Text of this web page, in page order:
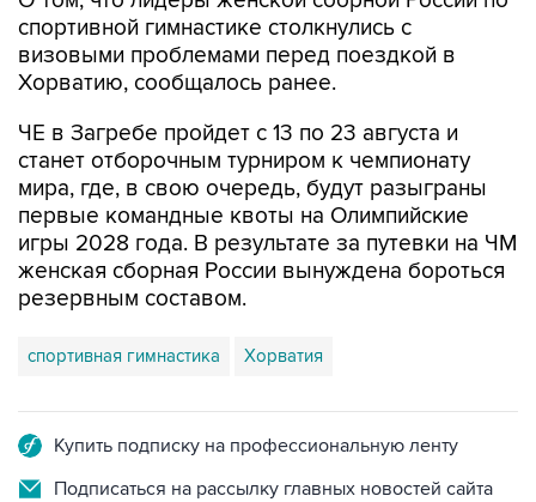
спортивной гимнастике столкнулись с
визовыми проблемами перед поездкой в
Хорватию, сообщалось ранее.
ЧЕ в Загребе пройдет с 13 по 23 августа и
станет отборочным турниром к чемпионату
мира, где, в свою очередь, будут разыграны
первые командные квоты на Олимпийские
игры 2028 года. В результате за путевки на ЧМ
женская сборная России вынуждена бороться
резервным составом.
спортивная гимнастика Хорватия
Купить подписку на профессиональную ленту
Подписаться на рассылку главных новостей сайта